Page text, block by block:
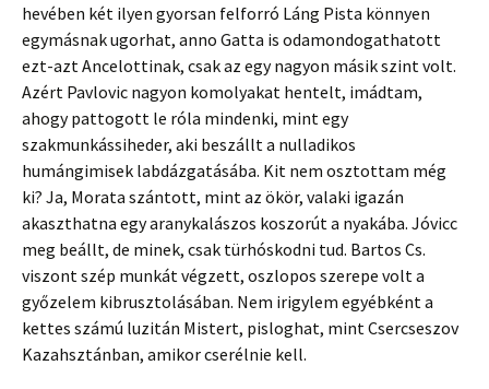
hevében két ilyen gyorsan felforró Láng Pista könnyen
egymásnak ugorhat, anno Gatta is odamondogathatott
ezt-azt Ancelottinak, csak az egy nagyon másik szint volt.
Azért Pavlovic nagyon komolyakat hentelt, imádtam,
ahogy pattogott le róla mindenki, mint egy
szakmunkássiheder, aki beszállt a nulladikos
humángimisek labdázgatásába. Kit nem osztottam még
ki? Ja, Morata szántott, mint az ökör, valaki igazán
akaszthatna egy aranykalászos koszorút a nyakába. Jóvicc
meg beállt, de minek, csak türhóskodni tud. Bartos Cs.
viszont szép munkát végzett, oszlopos szerepe volt a
győzelem kibrusztolásában. Nem irigylem egyébként a
kettes számú luzitán Mistert, pisloghat, mint Csercseszov
Kazahsztánban, amikor cserélnie kell.